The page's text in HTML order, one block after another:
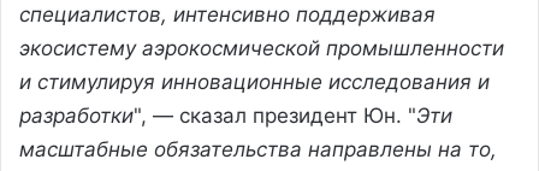
специалистов, интенсивно поддерживая
экосистему аэрокосмической промышленности
и стимулируя инновационные исследования и
разработки", — сказал президент Юн. "Эти
масштабные обязательства направлены на то,